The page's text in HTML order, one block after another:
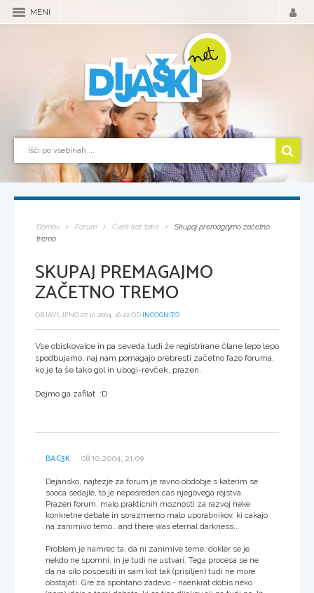
MENI
Domov Forum Čvek kar tako
Skupaj premagajmo začetno
tremo
SKUPAJ PREMAGAJMO
ZAČETNO TREMO
OBJAVLJENO 07.10.2004, 16:22 OD INCOGNITO
Vse obiskovalce in pa seveda tudi že registrirane člane lepo lepo
spodbujamo, naj nam pomagajo prebresti začetno fazo foruma,
ko je ta še tako gol in ubogi-revček, prazen.
Dejmo ga zafilat :D
BAC3K 08.10.2004, 21:09
Dejansko, najtezje za forum je ravno obdobje s katerim se
sooca sedajle, to je neposreden cas njegovega rojstva.
Prazen forum, malo prakticnih moznosti za razvoj neke
konkretne debate in sorazmerno malo uporabnikov, ki cakajo
na zanimivo temo.. and there was eternal darkness...
Problem je namrec ta, da ni zanimive teme, dokler se je
nekdo ne spomni, in je tudi ne ustvari. Tega procesa se ne
da na silo pospesiti in sam kot tak (prisiljen) tudi ne more
obstajati. Gre za spontano zadevo - naenkrat dobis neko